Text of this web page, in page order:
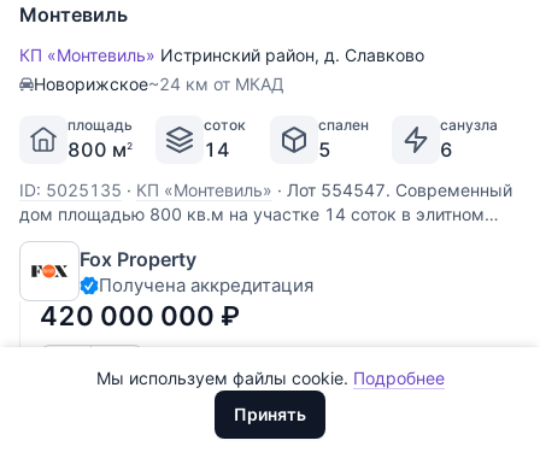
Монтевиль
КП «Монтевиль» Истринский район, д. Славково
Новорижское~24 км от МКАД
площадь
800 м2
соток
14
спален
5
санузла
6
ID: 5025135 · КП «Монтевиль» · Лот 554547. Современный
дом площадью 800 кв.м на участке 14 соток в элитном
охраняемом поселке Монтевиль. В доме большая площадь
остекления, просторные помещения, много света. В
планировке предусмотрено 5 спален с с/у и
гардеробными, просторная
Fox Property
Получена аккредитация
420 000 000 ₽
Все
Сегодня
Вчера
За неделю
ДолларыМы используем файлы cookie. Подробнее
ООО "ХоумХантер" использует cookie для обеспечения
функционирования веб-сайта, аналитики действий на веб-сайте
Принять